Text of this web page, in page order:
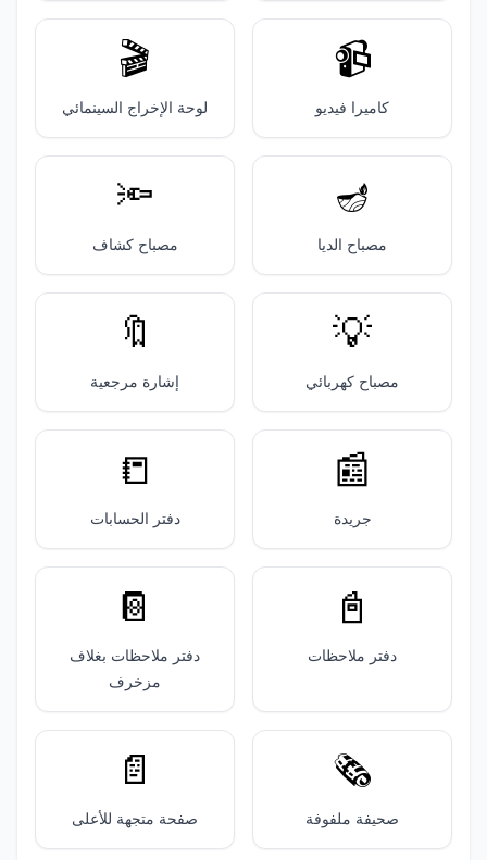
📹️
كاميرا فيديو
🎬️
لوحة الإخراج السينمائي
🪔
مصباح الديا
🔦
مصباح كشاف
💡
مصباح كهربائي
🔖
إشارة مرجعية
📰
جريدة
📒
دفتر الحسابات
📓
دفتر ملاحظات
📔
دفتر ملاحظات بغلاف
مزخرف
🗞️
صحيفة ملفوفة
📄
صفحة متجهة للأعلى